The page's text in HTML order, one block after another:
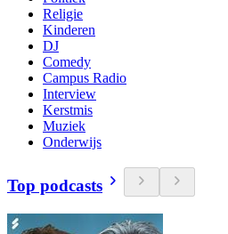
Religie
Kinderen
DJ
Comedy
Campus Radio
Interview
Kerstmis
Muziek
Onderwijs
Top podcasts